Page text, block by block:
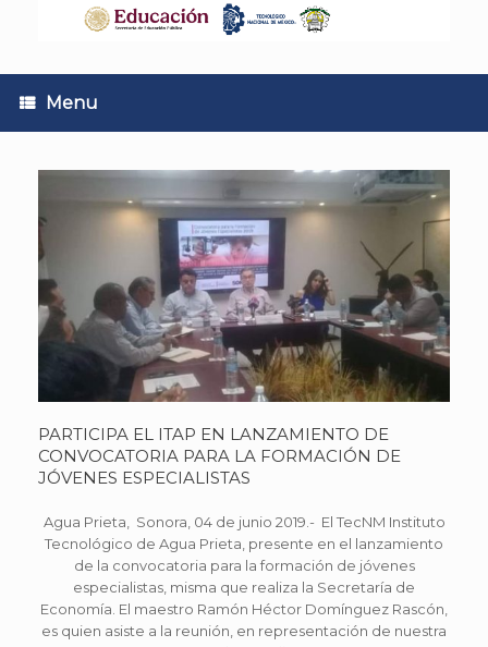
Menu
PARTICIPA EL ITAP EN LANZAMIENTO DE
CONVOCATORIA PARA LA FORMACIÓN DE
JÓVENES ESPECIALISTAS
Agua Prieta, Sonora, 04 de junio 2019.- El TecNM Instituto
Tecnológico de Agua Prieta, presente en el lanzamiento
de la convocatoria para la formación de jóvenes
especialistas, misma que realiza la Secretaría de
Economía. El maestro Ramón Héctor Domínguez Rascón,
es quien asiste a la reunión, en representación de nuestra